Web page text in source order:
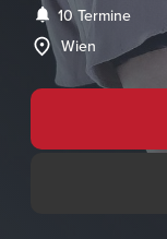
10 Termine
Wien